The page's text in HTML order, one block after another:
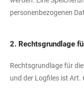
personenbezogenen
2. Rechtsgrundlage
Rechtsgrundlage für
und der Logfiles ist Art.